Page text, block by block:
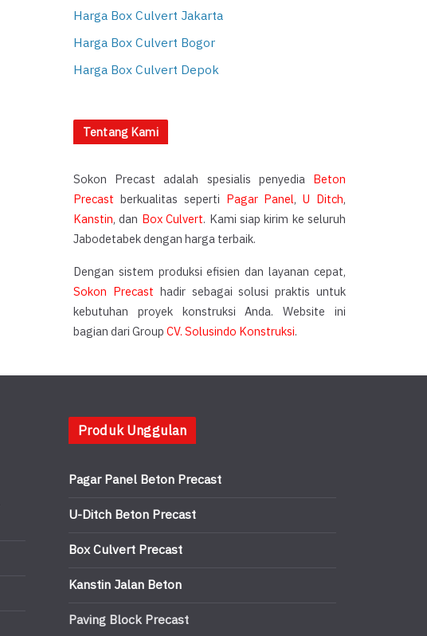
Harga Box Culvert Jakarta
Harga Box Culvert Bogor
Harga Box Culvert Depok
Tentang Kami
Sokon Precast adalah spesialis penyedia Beton
Precast berkualitas seperti Pagar Panel,U Ditch,
Kanstin, dan Box Culvert. Kami siap kirim ke seluruh
Jabodetabek dengan harga terbaik.
Dengan sistem produksi efisien dan layanan cepat,
Sokon Precast hadir sebagai solusi praktis untuk
kebutuhan proyek konstruksi Anda. Website ini
bagian dari GroupCV. Solusindo Konstruksi.
Produk Unggulan
Pagar Panel Beton Precast
U-Ditch Beton Precast
Box Culvert Precast
Kanstin Jalan Beton
Paving Block Precast